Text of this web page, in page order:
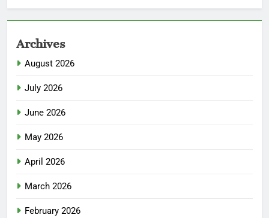
Archives
August 2026
July 2026
June 2026
May 2026
April 2026
March 2026
February 2026